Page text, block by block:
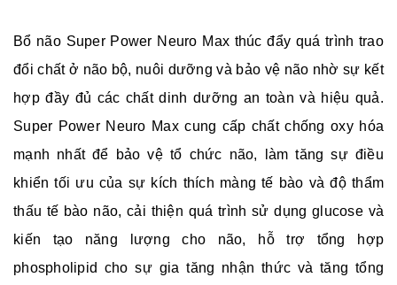
Bổ não Super Power Neuro Max thúc đẩy quá trình trao
đổi chất ở não bộ, nuôi dưỡng và bảo vệ não nhờ sự kết
hợp đầy đủ các chất dinh dưỡng an toàn và hiệu quả.
Super Power Neuro Max cung cấp chất chống oxy hóa
mạnh nhất để bảo vệ tổ chức não, làm tăng sự điều
khiển tối ưu của sự kích thích màng tế bào và độ thẩm
thấu tế bào não, cải thiện quá trình sử dụng glucose và
kiến tạo năng lượng cho não, hỗ trợ tổng hợp
phospholipid cho sự gia tăng nhận thức và tăng tổng